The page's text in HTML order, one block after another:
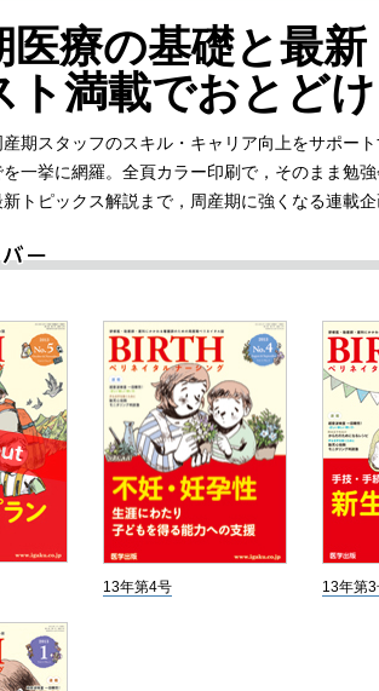
医療の基礎と最
ト満載でおとど
産期スタッフのスキル・キャリア向上をサポ
一挙に網羅。全頁カラー印刷で，そのまま勉
トピックス解説まで，周産期に強くなる連載
13年第4号 13年第